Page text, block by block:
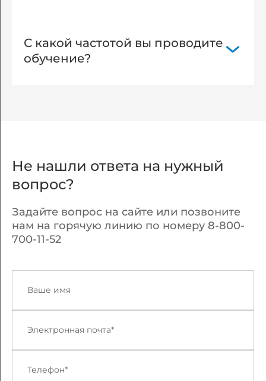
совершенствовании и не
сопровождается повышением уровня
образования;
обучения
С какой частотой вы проводите
обучение?
переподготовка, профессиональное
обучение)
Не нашли ответа на нужный
вопрос?
Задайте вопрос на сайте или позвоните
нам на горячую линию по номеру 8-800-
700-11-52